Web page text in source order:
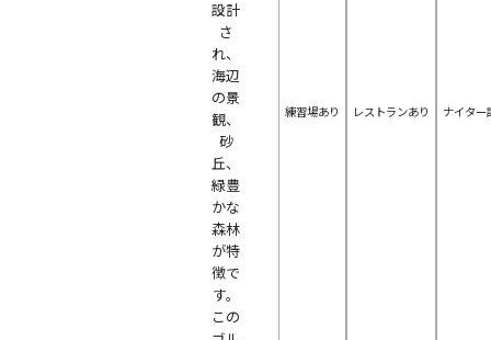
設計
さ
れ、
海辺
の景
観、
砂
丘、
緑豊
かな
森林
が特
徴で
す。
この
練習場あり レストランあり ナイター